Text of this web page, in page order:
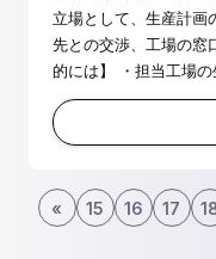
立場として、生産計画
先との交渉、工場の窓口
的には】 ・担当工場
（海外含む） ・営業
の管理・運営 ・...
« 15 16 17